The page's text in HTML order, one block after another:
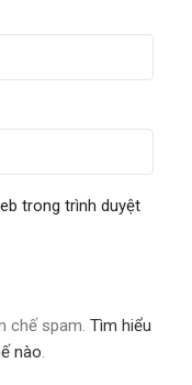
trong trình duyệt
chế spam. Tìm hiểu
nào.